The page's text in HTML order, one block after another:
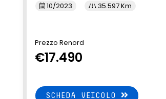
10/2023
35.597 Km
Prezzo Renord
€17.490
SCHEDA VEICOLO